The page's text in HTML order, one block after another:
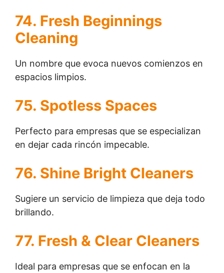
74. Fresh Beginnings
Cleaning
Un nombre que evoca nuevos comienzos en
espacios limpios.
75. Spotless Spaces
Perfecto para empresas que se especializan
en dejar cada rincón impecable.
76. Shine Bright Cleaners
Sugiere un servicio de limpieza que deja todo
brillando.
77. Fresh & Clear Cleaners
Ideal para empresas que se enfocan en la